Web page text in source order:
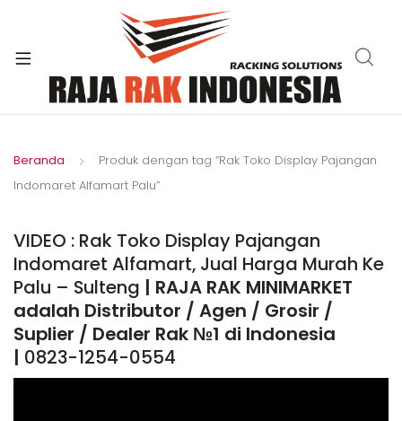
Beranda
Produk dengan tag “Rak Toko Display Pajangan
Indomaret Alfamart Palu”
VIDEO : Rak Toko Display Pajangan
Indomaret Alfamart, Jual Harga Murah Ke
Palu – Sulteng | RAJA RAK MINIMARKET
adalah Distributor / Agen / Grosir /
Suplier / Dealer Rak №1 di Indonesia
| 0823-1254-0554